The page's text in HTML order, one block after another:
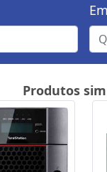
Produtos